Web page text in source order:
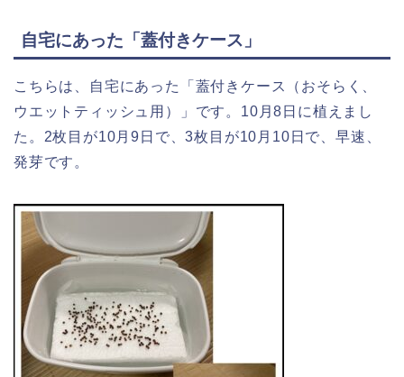
自宅にあった「蓋付きケース」
こちらは、自宅にあった「蓋付きケース（おそらく、
ウエットティッシュ用）」です。10月8日に植えまし
た。2枚目が10月9日で、3枚目が10月10日で、早速、
発芽です。